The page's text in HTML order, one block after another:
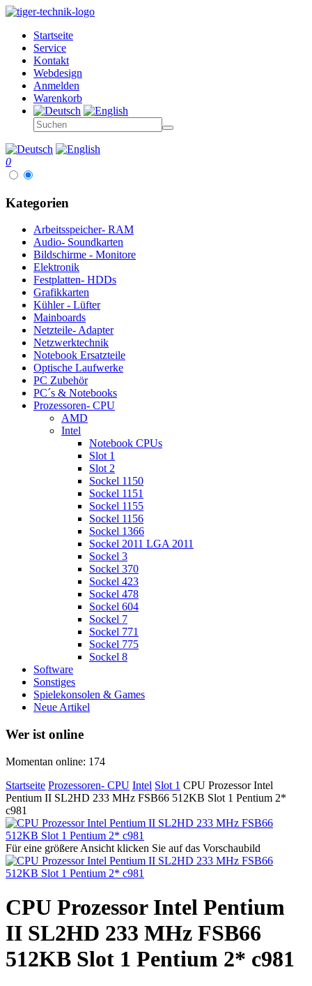
Startseite
Service
Kontakt
Webdesign
Anmelden
Warenkorb
0
Kategorien
Arbeitsspeicher- RAM
Audio- Soundkarten
Bildschirme - Monitore
Elektronik
Festplatten- HDDs
Grafikkarten
Kühler - Lüfter
Mainboards
Netzteile- Adapter
Netzwerktechnik
Notebook Ersatzteile
Optische Laufwerke
PC Zubehör
PC´s & Notebooks
Prozessoren- CPU
AMD
Intel
Notebook CPUs
Slot 1
Slot 2
Sockel 1150
Sockel 1151
Sockel 1155
Sockel 1156
Sockel 1366
Sockel 2011 LGA 2011
Sockel 3
Sockel 370
Sockel 423
Sockel 478
Sockel 604
Sockel 7
Sockel 771
Sockel 775
Sockel 8
Software
Sonstiges
Spielekonsolen & Games
Neue Artikel
Wer ist online
Momentan online: 174
Startseite Prozessoren- CPU Intel Slot 1 CPU Prozessor Intel
Pentium II SL2HD 233 MHz FSB66 512KB Slot 1 Pentium 2*
c981
Für eine größere Ansicht klicken Sie auf das Vorschaubild
CPU Prozessor Intel Pentium
II SL2HD 233 MHz FSB66
512KB Slot 1 Pentium 2* c981